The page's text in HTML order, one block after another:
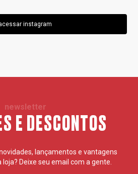
instagram
newsletter
E DESCONTOS
lançamentos e vantagens
Deixe seu email com a gente.